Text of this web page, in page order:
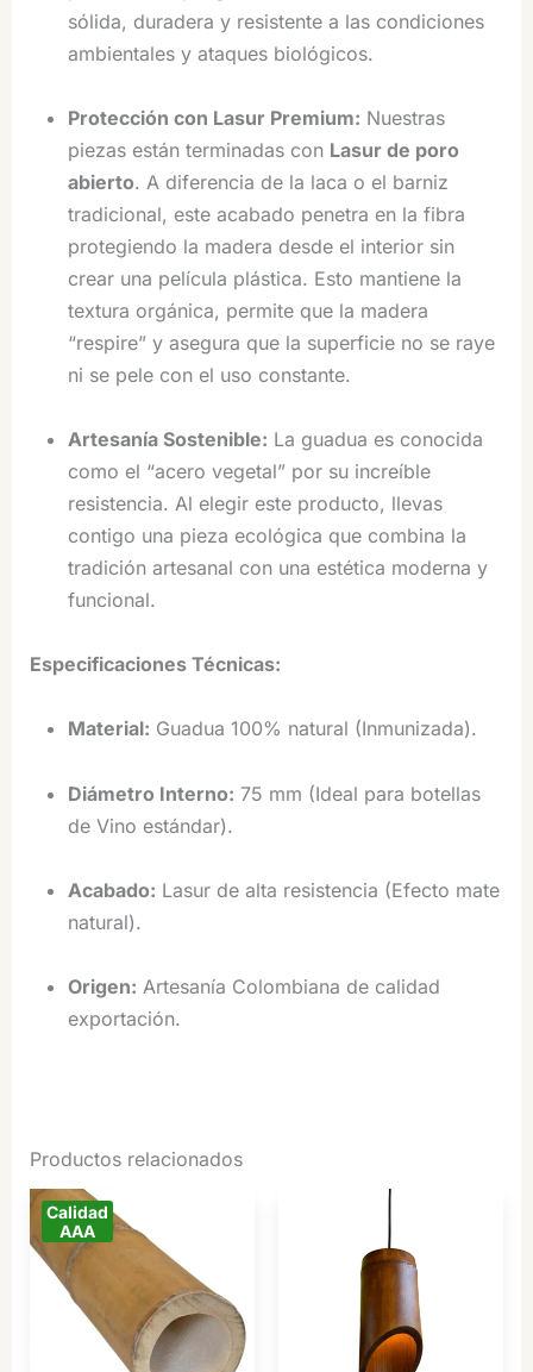
sólida, duradera y resistente a las condiciones
ambientales y ataques biológicos.
Protección con Lasur Premium: Nuestras
piezas están terminadas con Lasur de poro
abierto. A diferencia de la laca o el barniz
tradicional, este acabado penetra en la fibra
protegiendo la madera desde el interior sin
crear una película plástica. Esto mantiene la
textura orgánica, permite que la madera
“respire” y asegura que la superficie no se raye
ni se pele con el uso constante.
Artesanía Sostenible: La guadua es conocida
como el “acero vegetal” por su increíble
resistencia. Al elegir este producto, llevas
contigo una pieza ecológica que combina la
tradición artesanal con una estética moderna y
funcional.
Especificaciones Técnicas:
Material: Guadua 100% natural (Inmunizada).
Diámetro Interno: 75 mm (Ideal para botellas
de Vino estándar).
Acabado: Lasur de alta resistencia (Efecto mate
natural).
Origen: Artesanía Colombiana de calidad
exportación.
Productos relacionados
Calidad
AAA